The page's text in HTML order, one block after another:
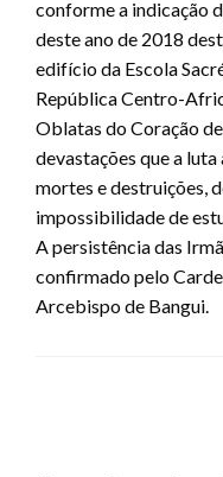
conforme a indicação
deste ano de 2018
edifício da Escola
República Centro-
Oblatas do Coração
devastações que a
mortes e destruições,
impossibilidade de
A persistência das
confirmado pelo
Arcebispo de Bangui.